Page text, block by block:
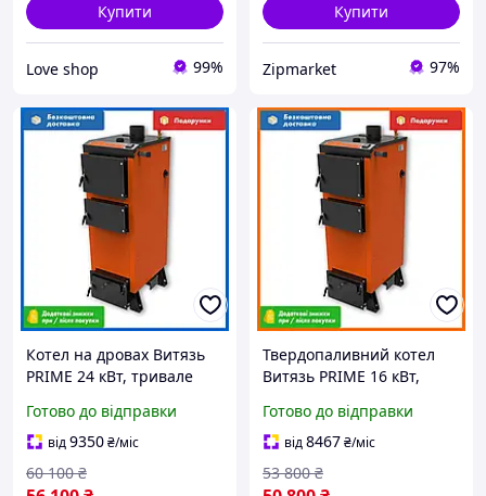
Купити
Love shop 99%
Купити
Zipmarket 97%
Котел на дровах Витязь
PRIME 24 кВт, тривале
для дому,
твердопаливний котел
Готово до відправки
від9350₴/міс
60 100 ₴
Твердопаливний котел
Витязь PRIME 16 кВт,
дому, опалювальне
обладнання
Готово до відправки
від8467₴/міс
53 800 ₴